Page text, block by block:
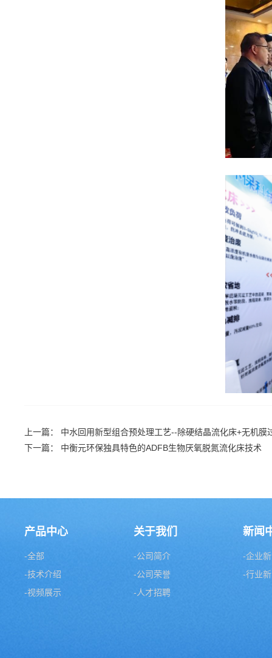
上一篇： 中水回用新型组合预处理工艺--除硬结晶流化床+无机膜
下一篇： 中衡元环保独具特色的ADFB生物厌氧脱氮流化床技术
产品中心
-全部
-技术介绍
-视频展示
关于我们
-公司简介
-公司荣誉
-人才招聘
新闻
-企业
-行业